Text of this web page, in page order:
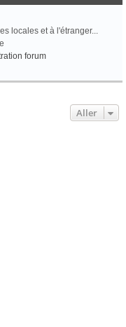
locales et à l'étranger...
forum
Aller